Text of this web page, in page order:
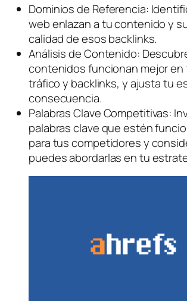
Dominios de Referencia:
web enlazan a tu contenido y
calidad de esos backlinks.
Análisis de Contenido:
contenidos funcionan mejor en
tráfico y backlinks, y ajusta tu
consecuencia.
Palabras Clave Competitivas:
palabras clave que estén
para tus competidores y
puedes abordarlas en tu